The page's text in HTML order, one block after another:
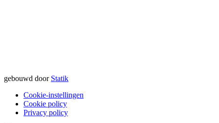
gebouwd door Statik
Cookie-instellingen
Cookie policy
Privacy policy